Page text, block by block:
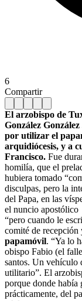
6
Compartir
El arzobispo de
González
por utilizar el
arquidiócesis, y a
Francisco. Fue
homilía, que el
hubiera tomado
disculpas, pero la
del Papa, en las
el nuncio apostólico
“pero cuando le
comité de
papamóvil. “Ya lo
obispo Fabio (el
santos. Un vehículo
utilitario”. El
porque donde había
prácticamente, del